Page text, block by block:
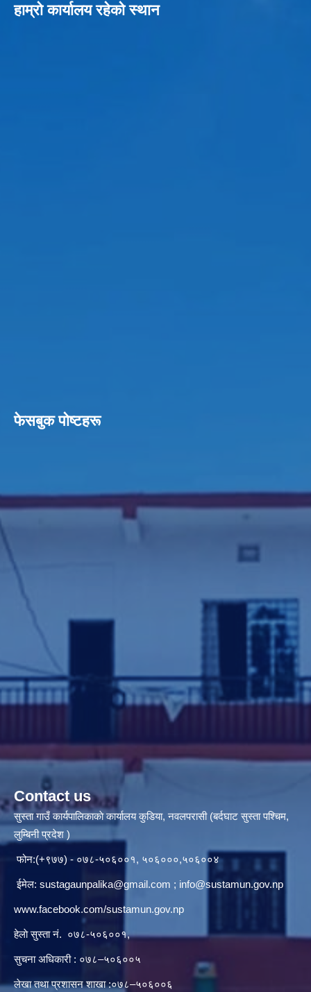
हाम्रो कार्यालय रहेको स्थान
फेसबुक पाेष्टहरू
Contact us
सुस्ता गाउँ कार्यपालिकाकाे कार्यालय कुडिया, नवलपरासी (बर्दघाट सुस्ता पश्चिम,
लुम्बिनी प्रदेश )
फोन:(+९७७) - ०७८-५०६००१, ५०६०००,५०६००४
ईमेल: sustagaunpalika@gmail.com ; info@sustamun.gov.np
www.facebook.com/sustamun.gov.np
हेलाे सुस्ता नं. ०७८-५०६००१,
सुचना अधिकारी : ०७८–५०६००५
लेखा तथा प्रशासन शाखा :०७८–५०६००६